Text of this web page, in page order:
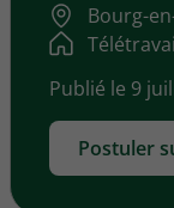
Bourg-
Publié le 9
Postuler